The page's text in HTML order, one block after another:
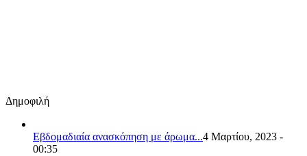
Δημοφιλή
Εβδομαδιαία ανασκόπηση με άρωμα...4 Μαρτίου, 2023 -
00:35